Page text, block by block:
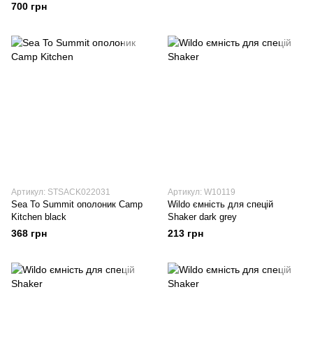
700 грн
Артикул: STSACK022031
Sea To Summit ополоник Camp
Kitchen black
368 грн
Артикул: W10119
Wildo ємність для спецій
Shaker dark grey
213 грн